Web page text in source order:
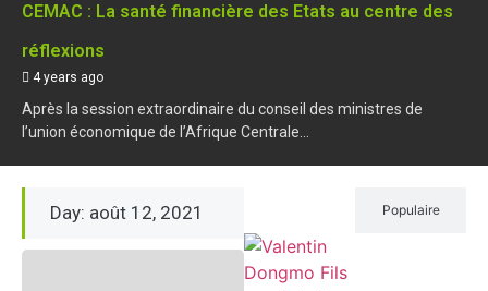
CEMAC : La santé financière des Etats au centre des
réflexions
4 years ago
Après la session extraordinaire du conseil des ministres de
l’union économique de l’Afrique Centrale...
Day: août 12, 2021 Populaire